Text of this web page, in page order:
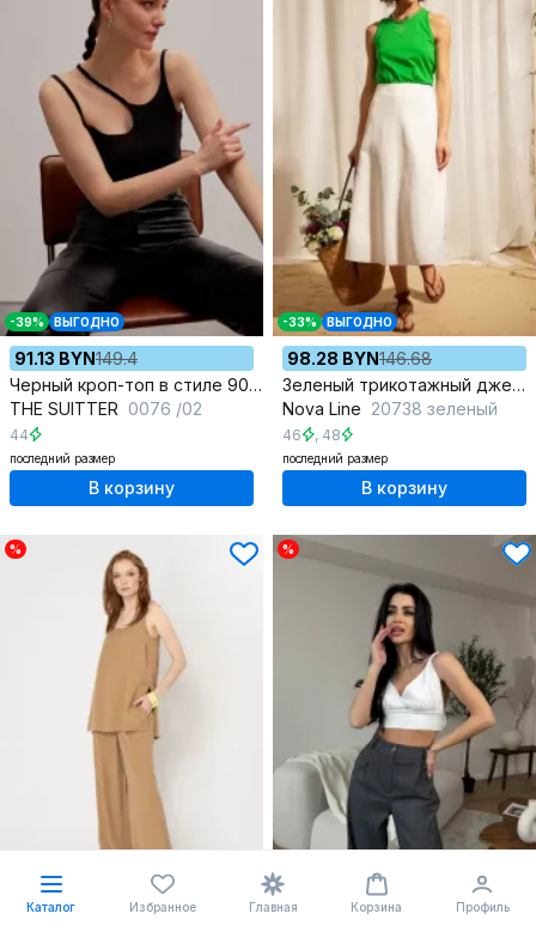
-39% ВЫГОДНО
91.13 BYN149.4
Черный кроп-топ в стиле 90-х из текстиля с расширенной линией проймы
THE SUITTER 0076 /02
44
последний размер
В корзину
-33% ВЫГОДНО
98.28 BYN146.68
Зеленый трикотажный джемпер с вышивкой и одно плечо
Nova Line 20738 зеленый
46 , 48
последний размер
В корзину
%
-38% ВЫГОДНО
%
-30% ОСТАЛОСЬ МАЛО
Каталог Избранное Главная Корзина Профиль